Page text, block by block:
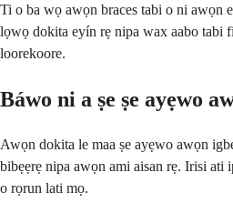
Ti o ba wọ awọn braces tabi o ni awọn
lọwọ dokita eyín rẹ nipa wax aabo tabi
loorekoore.
Báwo ni a ṣe ṣe ayẹwo
Awọn dokita le maa ṣe ayẹwo awọn
bibẹẹrẹ nipa awọn ami aisan rẹ. Irisi ati
o rọrun lati mọ.